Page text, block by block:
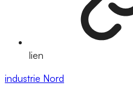
lien
industrie Nord